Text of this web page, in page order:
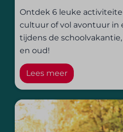
Ontdek 6 leuke
cultuur of vol avontuur in
tijdens de
en oud!
Lees meer